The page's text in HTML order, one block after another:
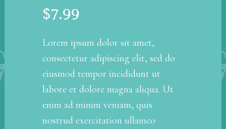
$7.99
Lorem ipsum dolor sit amet,
consectetur adipiscing elit, sed do
eiusmod tempor incididunt ut
labore et dolore magna aliqua. Ut
enim ad minim veniam, quis
nostrud exercitation ullamco